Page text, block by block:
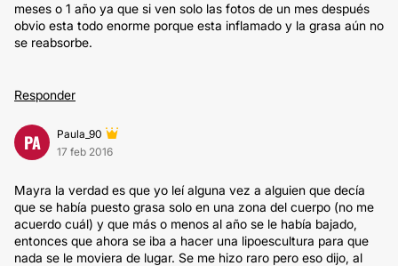
meses o 1 año ya que si ven solo las fotos de un mes después
obvio esta todo enorme porque esta inflamado y la grasa aún no
se reabsorbe.
Responder
PA
Paula_90
17 feb 2016
Mayra la verdad es que yo leí alguna vez a alguien que decía
que se había puesto grasa solo en una zona del cuerpo (no me
acuerdo cuál) y que más o menos al año se le había bajado,
entonces que ahora se iba a hacer una lipoescultura para que
nada se le moviera de lugar. Se me hizo raro pero eso dijo, al